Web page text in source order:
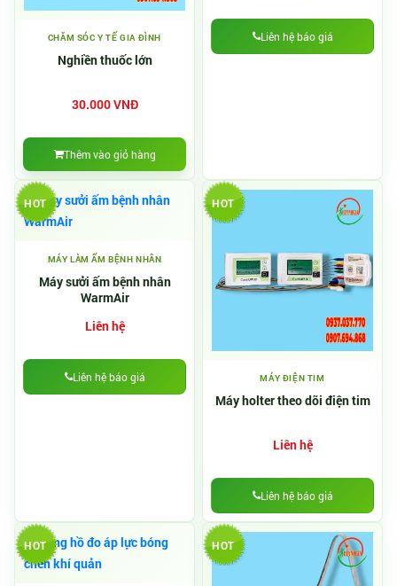
CHĂM SÓC Y TẾ GIA ĐÌNH
Nghiền thuốc lớn
30.000 VNĐ
Thêm vào giỏ hàng
Liên hệ báo giá
HOT
MÁY LÀM ẤM BỆNH NHÂN
Máy sưởi ấm bệnh nhân
WarmAir
Liên hệ
Liên hệ báo giá
HOT
MÁY ĐIỆN TIM
Máy holter theo dõi điện tim
Liên hệ
Liên hệ báo giá
HOT HOT